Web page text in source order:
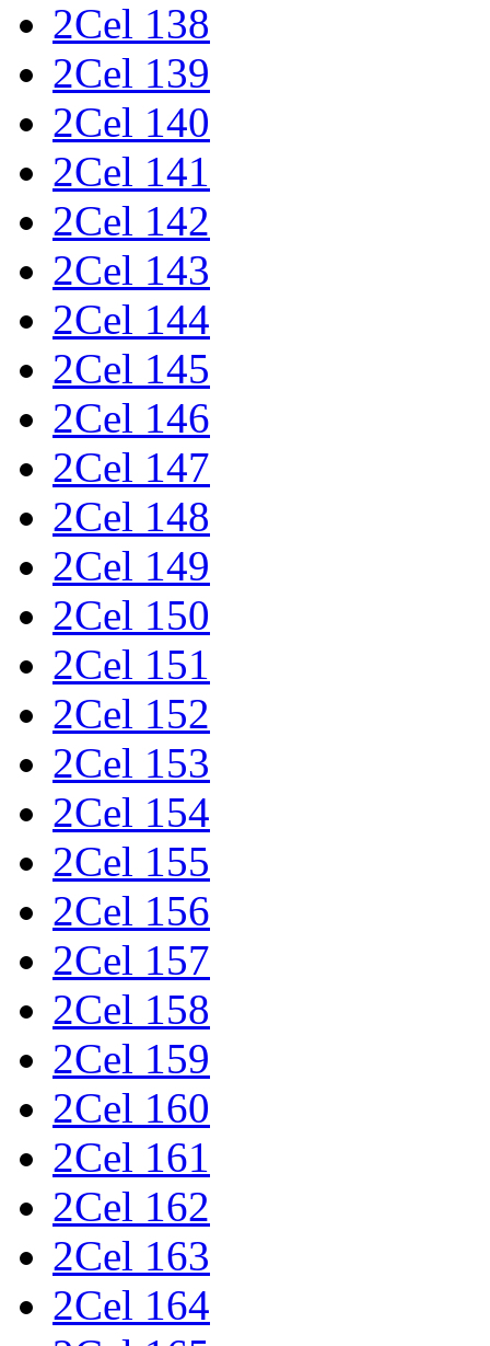
2Cel 138
2Cel 139
2Cel 140
2Cel 141
2Cel 142
2Cel 143
2Cel 144
2Cel 145
2Cel 146
2Cel 147
2Cel 148
2Cel 149
2Cel 150
2Cel 151
2Cel 152
2Cel 153
2Cel 154
2Cel 155
2Cel 156
2Cel 157
2Cel 158
2Cel 159
2Cel 160
2Cel 161
2Cel 162
2Cel 163
2Cel 164